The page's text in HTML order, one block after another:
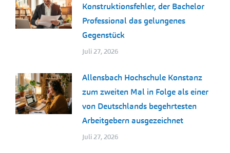
Konstruktionsfehler, der Bachelor
Professional das gelungenes
Gegenstück
Juli 27, 2026
Allensbach Hochschule Konstanz
zum zweiten Mal in Folge als einer
von Deutschlands begehrtesten
Arbeitgebern ausgezeichnet
Juli 27, 2026